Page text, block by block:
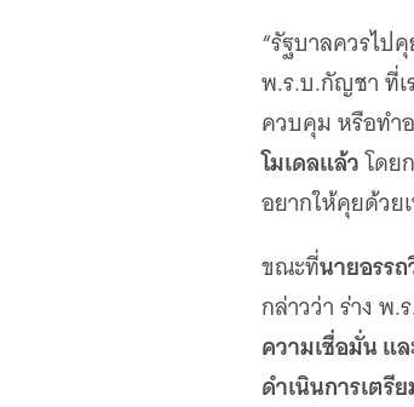
“รัฐบาลควรไป
พ.ร.บ.กัญชา ที่
ควบคุม หรือทำ
โมเดลแล้วโดย
อยากให้คุยด้วย
ขณะที่นายอรร
กล่าวว่า ร่าง พ
ความเชื่อมั่น แ
ดำเนินการเตรี